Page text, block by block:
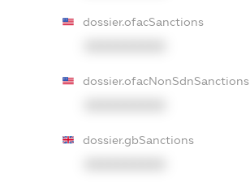
dossier.ofacSanctions
dossier.ofacNonSdnSanctions
dossier.gbSanctions